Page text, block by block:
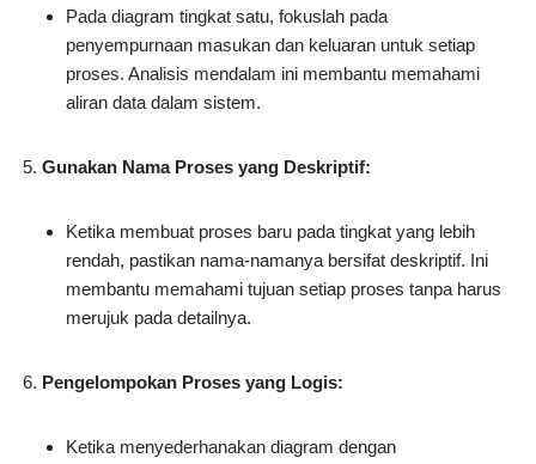
Pada diagram tingkat satu, fokuslah pada
penyempurnaan masukan dan keluaran untuk setiap
proses. Analisis mendalam ini membantu memahami
aliran data dalam sistem.
Gunakan Nama Proses yang Deskriptif:
Ketika membuat proses baru pada tingkat yang lebih
rendah, pastikan nama-namanya bersifat deskriptif. Ini
membantu memahami tujuan setiap proses tanpa harus
merujuk pada detailnya.
Pengelompokan Proses yang Logis:
Ketika menyederhanakan diagram dengan